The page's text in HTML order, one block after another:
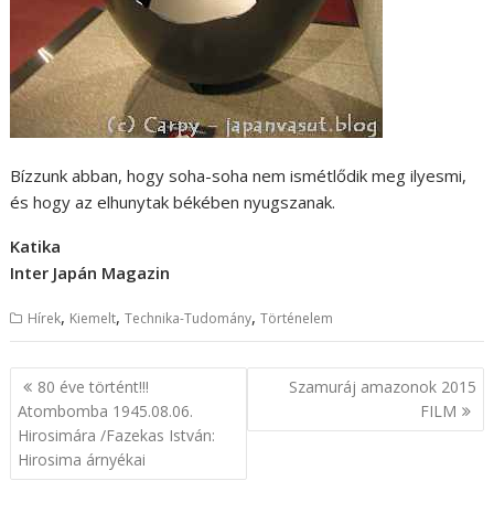
Bízzunk abban, hogy soha-soha nem ismétlődik meg ilyesmi,
és hogy az elhunytak békében nyugszanak.
Katika
Inter Japán Magazin
Hírek, Kiemelt,Technika-Tudomány,Történelem
B
e
e
80 éve történt!!!
Atombomba 1945.08.06.
Hirosimára /Fazekas István:
Hirosima árnyékai
Szamuráj amazonok 2015
FILM